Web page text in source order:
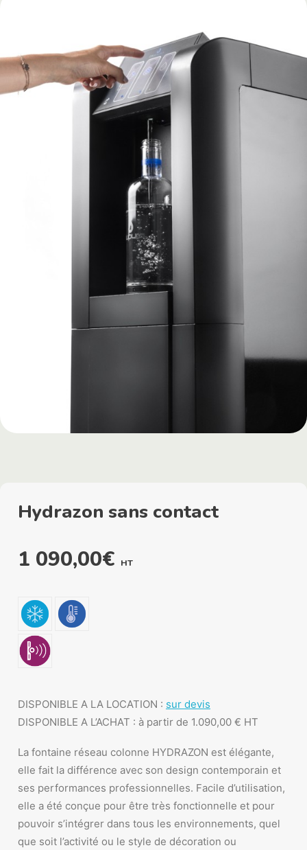
Hydrazon sans contact
1 090,00€ HT
DISPONIBLE A LA LOCATION : sur devis
DISPONIBLE A L’ACHAT : à partir de 1.090,00 € HT
La fontaine réseau colonne HYDRAZON est élégante,
elle fait la différence avec son design contemporain et
ses performances professionnelles. Facile d’utilisation,
elle a été conçue pour être très fonctionnelle et pour
pouvoir s’intégrer dans tous les environnements, quel
que soit l’activité ou le style de décoration ou